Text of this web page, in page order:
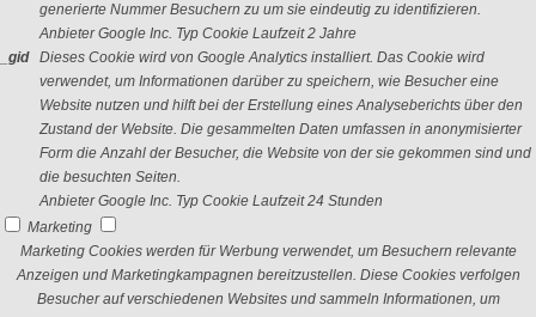
generierte Nummer Besuchern zu um sie eindeutig zu identifizieren.
Anbieter Google Inc. Typ Cookie Laufzeit 2 Jahre
_gid
Dieses Cookie wird von Google Analytics installiert. Das Cookie wird
verwendet, um Informationen darüber zu speichern, wie Besucher eine
Website nutzen und hilft bei der Erstellung eines Analyseberichts über den
Zustand der Website. Die gesammelten Daten umfassen in anonymisierter
Form die Anzahl der Besucher, die Website von der sie gekommen sind und
die besuchten Seiten.
Anbieter Google Inc. Typ Cookie Laufzeit 24 Stunden
Marketing
Marketing Cookies werden für Werbung verwendet, um Besuchern relevante
Anzeigen und Marketingkampagnen bereitzustellen. Diese Cookies verfolgen
Besucher auf verschiedenen Websites und sammeln Informationen, um